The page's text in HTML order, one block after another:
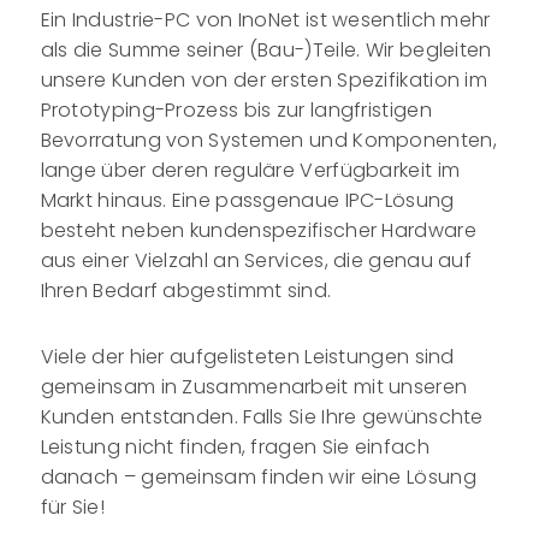
Ein Industrie-PC von InoNet ist wesentlich mehr
als die Summe seiner (Bau-)Teile. Wir begleiten
unsere Kunden von der ersten Spezifikation im
Prototyping-Prozess bis zur langfristigen
Bevorratung von Systemen und Komponenten,
lange über deren reguläre Verfügbarkeit im
Markt hinaus. Eine passgenaue IPC-Lösung
besteht neben kundenspezifischer Hardware
aus einer Vielzahl an Services, die genau auf
Ihren Bedarf abgestimmt sind.
Viele der hier aufgelisteten Leistungen sind
gemeinsam in Zusammenarbeit mit unseren
Kunden entstanden. Falls Sie Ihre gewünschte
Leistung nicht finden, fragen Sie einfach
danach – gemeinsam finden wir eine Lösung
für Sie!